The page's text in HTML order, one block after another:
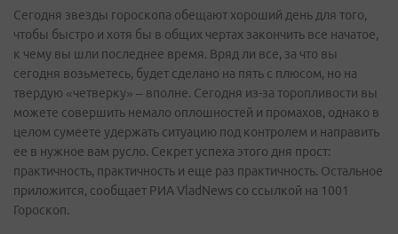
Сегодня звезды гороскопа обещают хороший день для того,
чтобы быстро и хотя бы в общих чертах закончить все начатое,
к чему вы шли последнее время. Вряд ли все, за что вы
сегодня возьметесь, будет сделано на пять с плюсом, но на
твердую «четверку» – вполне. Сегодня из-за торопливости вы
можете совершить немало оплошностей и промахов, однако в
целом сумеете удержать ситуацию под контролем и направить
ее в нужное вам русло. Секрет успеха этого дня прост:
практичность, практичность и еще раз практичность. Остальное
приложится, сообщает РИА VladNews со ссылкой на 1001
Гороскоп.